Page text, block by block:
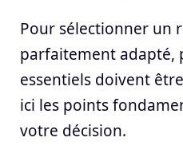
Pour sélectionner un
parfaitement adapté,
essentiels doivent
ici les points
votre décision.